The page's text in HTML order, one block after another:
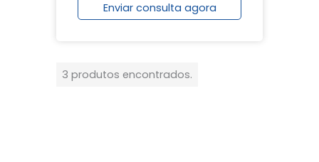
Enviar consulta agora
3 produtos encontrados.